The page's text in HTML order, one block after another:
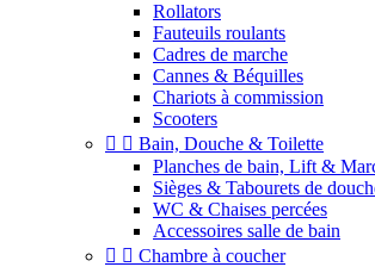
Rollators
Fauteuils roulants
Cadres de marche
Cannes & Béquilles
Chariots à commission
Scooters
  Bain, Douche & Toilette
Planches de bain, Lift &
Sièges & Tabourets de
WC & Chaises percées
Accessoires salle de bain
  Chambre à coucher